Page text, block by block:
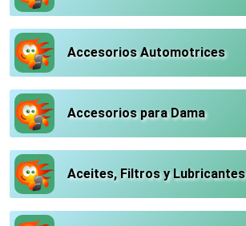
Accesorios Automotrices
Accesorios para Dama
Aceites, Filtros y Lubricantes